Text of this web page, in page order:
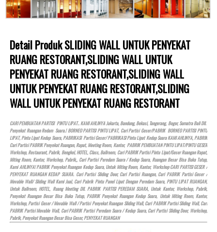
Detail Produk SLIDING WALL UNTUK PENYEKAT
RUANG RESTORANT,SLIDING WALL UNTUK
PENYEKAT RUANG RESTORANT,SLIDING WALL
UNTUK PENYEKAT RUANG RESTORANT,SLIDING
WALL UNTUK PENYEKAT RUANG RESTORANT
CARI PEMBUATAN PARTISI PINTU LIPAT.. KAMI AHLINYA Jakarta, Bandung, Bekasi, Tangerang, Bogor, Sumatra Bali Dll.
Penyekat Ruangan Redam Suara.! BORNEO PARTISI PINTU LIPAT, Cari Partisi Geser/PABRIK BORNEO PARTISI PINTU
LIPAT, Pintu Lipat Kedap Suara, PABRIKASI Partisi Geser/ PABRIKASI Pintu Lipat Kedap Suara KAMI AHLINYA, PABRIK
Cari Partisi PABRIK Penyekat Ruangan, Rapat, Meeting Room, Kantor, PABRIK PEMBUATAN PINTU LIPAT/PINTU GESER
Workshop, Restaurant, Pabrik, Bengkel,HOTEL, Class, Ballroom, Cari PABRIK Partisi Pintu Lipat/Geser Ruangan Rapat,
Miting Room, Kantor, Workshop, Pabrik,, Cari Partisi Peredam Suara / Kedap Suara, Ruangan Besar Bisa Buka Tutup,
Kami AHLINYA! PABRIK Penyekat Ruangan Kedap Suara, Untuk Miting Room, Kantor, Workshop CARI PARTISI GESER /
PENYEKAT RUANGAN KEDAP SUARA. Cari Partisi Sliding Door, Cari Partisi Ruangan, Cari PABRIK Partisi Geser /
Movable Wall/ Sliding Wall Kami Jual, Cari Pabrik Pintu Panel Lipat Dengan Peredam Suara, PINTU LIPAT RUANGAN,
Untuk Ballroom,HOTEL, Ruang Meeting Dll. PABRIK PARTISI PEREDAM SUARA, Untuk Kantor, Workshop, Pabrik,
Penyekat Ruangan Besar Bisa Buka Tutup, PABRIK Penyekat Ruangan Kedap Suara, Untuk Miting Room, Kantor,
Workshop, Partisi Geser / Movable Wall / Partisi Penyekat Ruangan Sliding Wall, Cari PABRIK Partisi Sliding Wall, Cari
PABRIK Partisi Movable Wall, Cari PABRIK Partisi Peredam Suara / Kedap Suara, Cari Partisi Sliding Door, Workshop,
Pabrik, Penyekat Ruangan Besar Bisa Geser, PENYEKAT RUANGAN